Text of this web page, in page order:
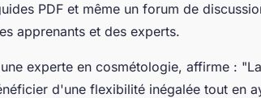
PDF et même un forum de
apprenants et des experts.
experte en cosmétologie, affirme : "
d'une flexibilité inégalée tout en